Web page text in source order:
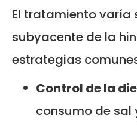
El tratamiento varía
subyacente de la
estrategias
Control de la
consumo de sal